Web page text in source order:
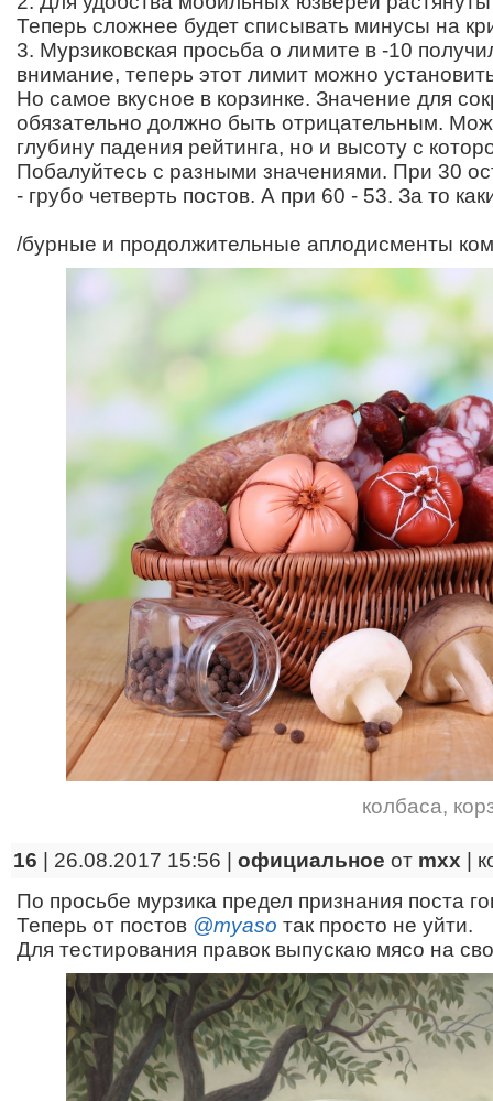
Теперь сложнее будет списывать минусы на
3. Мурзиковская просьба о лимите в -10
внимание, теперь этот лимит можно
Но самое вкусное в корзинке. Значение для
обязательно должно быть отрицательным.
глубину падения рейтинга, но и высоту с
Побалуйтесь с разными значениями. При 30
- грубо четверть постов. А при 60 - 53. За то
/бурные и продолжительные аплодисменты
колбаса,
16 | 26.08.2017 15:56 | официальное от mxx
По просьбе мурзика предел признания поста
Теперь от постов @myaso так просто не уйти.
Для тестирования правок выпускаю мясо на